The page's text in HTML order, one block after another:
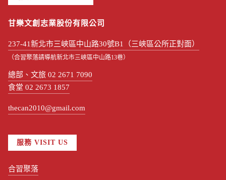
甘樂文創志業股份有限公司
237-41新北市三峽區中山路30號B1（三峽區公所正對面）
（合習聚落請導航新北市三峽區中山路13巷）
總部、文旅 02 2671 7090
食堂 02 2673 1857
thecan2010@gmail.com
服務 VISIT US
合習聚落